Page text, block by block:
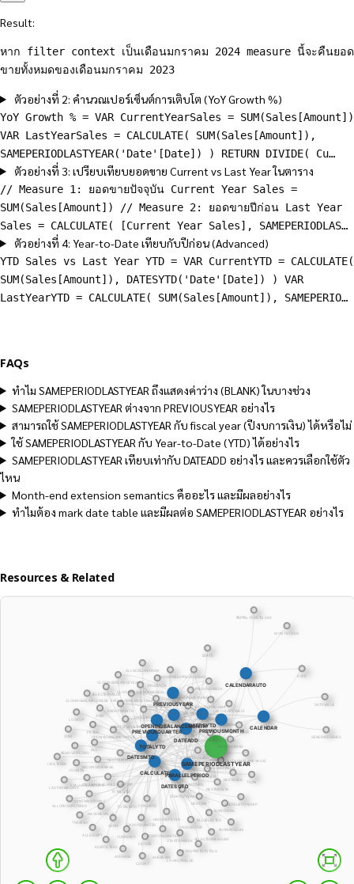
Result:
หาก filter context เป็นเดือนมกราคม 2024 measure นี้จะคืนยอด
ขายทั้งหมดของเดือนมกราคม 2023
ตัวอย่างที่ 2: คำนวณเปอร์เซ็นต์การเติบโต (YoY Growth %)
YoY Growth % = VAR CurrentYearSales = SUM(Sales[Amount])
VAR LastYearSales = CALCULATE( SUM(Sales[Amount]),
SAMEPERIODLASTYEAR('Date'[Date]) ) RETURN DIVIDE( Cu…
ตัวอย่างที่ 3: เปรียบเทียบยอดขาย Current vs Last Year ในตาราง
// Measure 1: ยอดขายปัจจุบัน Current Year Sales =
SUM(Sales[Amount]) // Measure 2: ยอดขายปีก่อน Last Year
Sales = CALCULATE( [Current Year Sales], SAMEPERIODLAS…
ตัวอย่างที่ 4: Year-to-Date เทียบกับปีก่อน (Advanced)
YTD Sales vs Last Year YTD = VAR CurrentYTD = CALCULATE(
SUM(Sales[Amount]), DATESYTD('Date'[Date]) ) VAR
LastYearYTD = CALCULATE( SUM(Sales[Amount]), SAMEPERIO…
FAQs
ทำไม SAMEPERIODLASTYEAR ถึงแสดงค่าว่าง (BLANK) ในบางช่วง
SAMEPERIODLASTYEAR ต่างจาก PREVIOUSYEAR อย่างไร
สามารถใช้ SAMEPERIODLASTYEAR กับ fiscal year (ปีงบการเงิน) ได้หรือไม่
ใช้ SAMEPERIODLASTYEAR กับ Year-to-Date (YTD) ได้อย่างไร
SAMEPERIODLASTYEAR เทียบเท่ากับ DATEADD อย่างไร และควรเลือกใช้ตัว
ไหน
Month-end extension semantics คืออะไร และมีผลอย่างไร
ทำไมต้อง mark date table และมีผลต่อ SAMEPERIODLASTYEAR อย่างไร
Resources & Related